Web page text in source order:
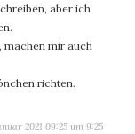
aber ich
machen mir auch
richten.
2021 09:25 um 9:25